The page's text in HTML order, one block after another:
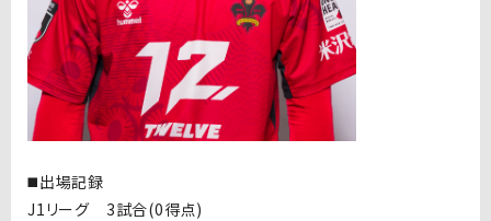
◼️出場記録
J1リーグ 3試合(0得点)